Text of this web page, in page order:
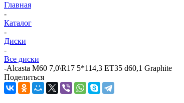
Главная
-
Каталог
-
Диски
-
Все диски
-Alcasta M60 7,0\R17 5*114,3 ET35 d60,1 Graphite
Поделиться